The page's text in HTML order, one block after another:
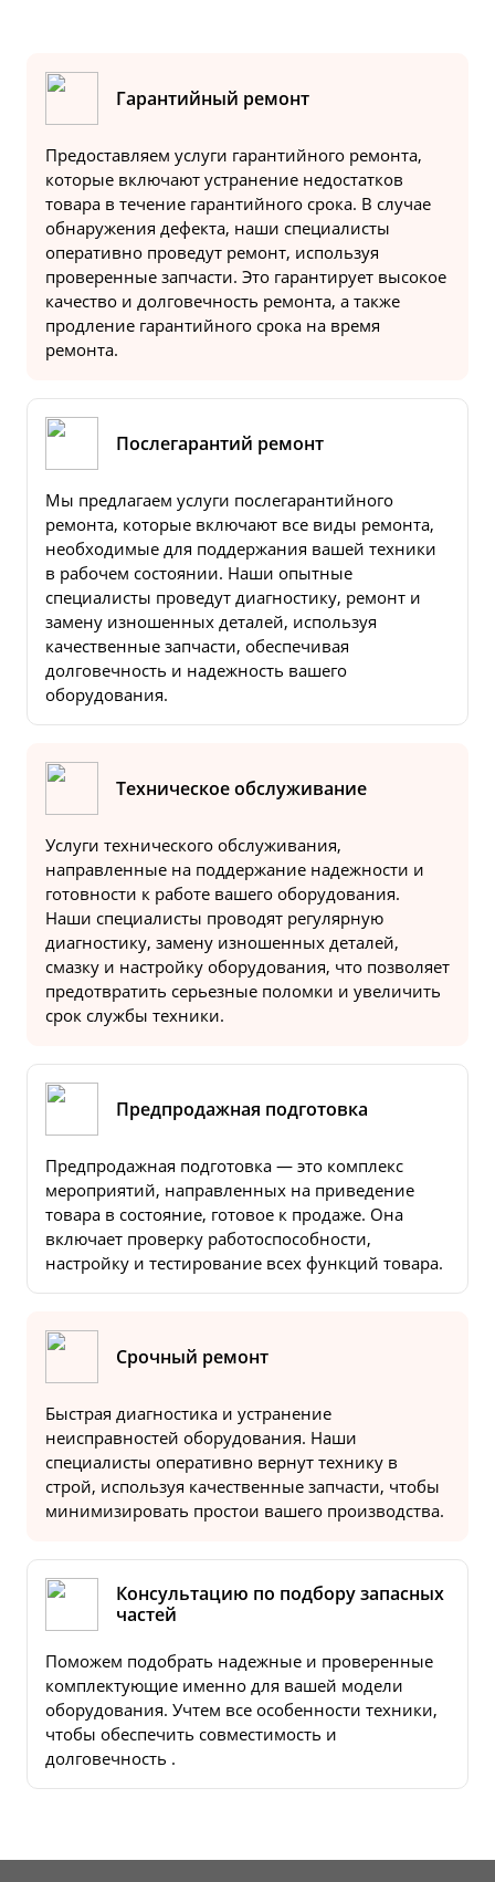
Гарантийный ремонт
Предоставляем услуги гарантийного ремонта,
которые включают устранение недостатков
товара в течение гарантийного срока. В случае
обнаружения дефекта, наши специалисты
оперативно проведут ремонт, используя
проверенные запчасти. Это гарантирует высокое
качество и долговечность ремонта, а также
продление гарантийного срока на время
ремонта.
Послегарантий ремонт
Мы предлагаем услуги послегарантийного
ремонта, которые включают все виды ремонта,
необходимые для поддержания вашей техники
в рабочем состоянии. Наши опытные
специалисты проведут диагностику, ремонт и
замену изношенных деталей, используя
качественные запчасти, обеспечивая
долговечность и надежность вашего
оборудования.
Техническое обслуживание
Услуги технического обслуживания,
направленные на поддержание надежности и
готовности к работе вашего оборудования.
Наши специалисты проводят регулярную
диагностику, замену изношенных деталей,
смазку и настройку оборудования, что позволяет
предотвратить серьезные поломки и увеличить
срок службы техники.
Предпродажная подготовка
Предпродажная подготовка — это комплекс
мероприятий, направленных на приведение
товара в состояние, готовое к продаже. Она
включает проверку работоспособности,
настройку и тестирование всех функций товара.
Срочный ремонт
Быстрая диагностика и устранение
неисправностей оборудования. Наши
специалисты оперативно вернут технику в
строй, используя качественные запчасти, чтобы
минимизировать простои вашего производства.
Консультацию по подбору запасных
частей
Поможем подобрать надежные и проверенные
комплектующие именно для вашей модели
оборудования. Учтем все особенности техники,
чтобы обеспечить совместимость и
долговечность .